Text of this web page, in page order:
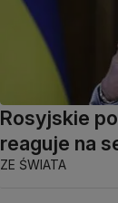
Rosyjskie
reaguje na
ZE ŚWIATA